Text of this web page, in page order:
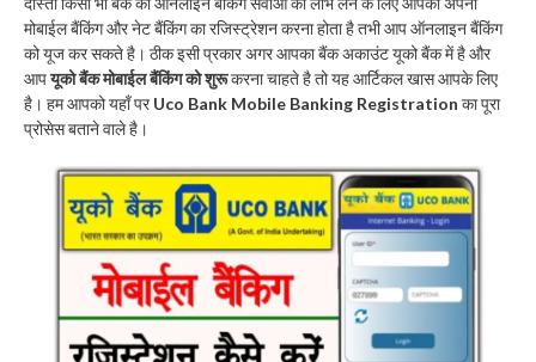
मोबाईल बैंकिंग और नेट बैंकिंग का रजिस्ट्रेशन करना होता है तभी आप ऑनलाइन बैंकिंग
को यूज कर सकते है। ठीक इसी प्रकार अगर आपका बैंक अकाउंट यूको बैंक में है और
आपयूको बैंक मोबाईल बैंकिंग को शुरूकरना चाहते है तो यह आर्टिकल खास आपके लिए
है। हम आपको यहाँ परUco Bank Mobile Banking Registration का पूरा
प्रोसेस बताने वाले है।